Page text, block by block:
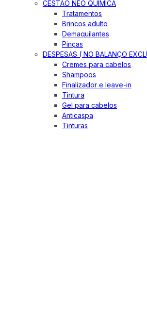
CESTÃO NEO QUIMICA
Tratamentos
Brincos adulto
Demaquilantes
Pinças
DESPESAS ( NO BALANÇO
Cremes para cabelos
Shampoos
Finalizador e leave-in
Tintura
Gel para cabelos
Anticaspa
Tinturas